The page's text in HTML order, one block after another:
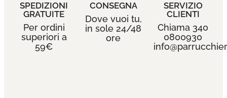
SPEDIZIONI
GRATUITE
Per ordini
superiori a
59€
CONSEGNA
Dove vuoi tu,
in sole 24/48
ore
SERVIZIO
CLIENTI
Chiama 340
0800930